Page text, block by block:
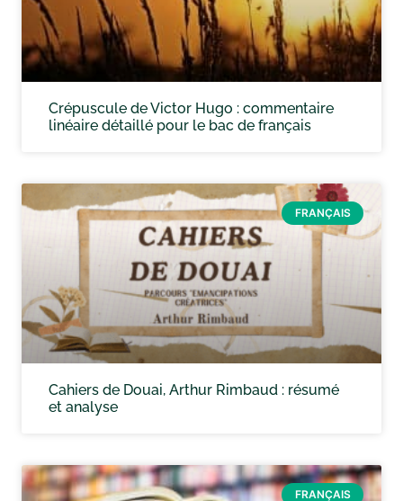
Crépuscule de Victor Hugo : commentaire
linéaire détaillé pour le bac de français
FRANÇAIS
Cahiers de Douai, Arthur Rimbaud : résumé
et analyse
FRANÇAIS